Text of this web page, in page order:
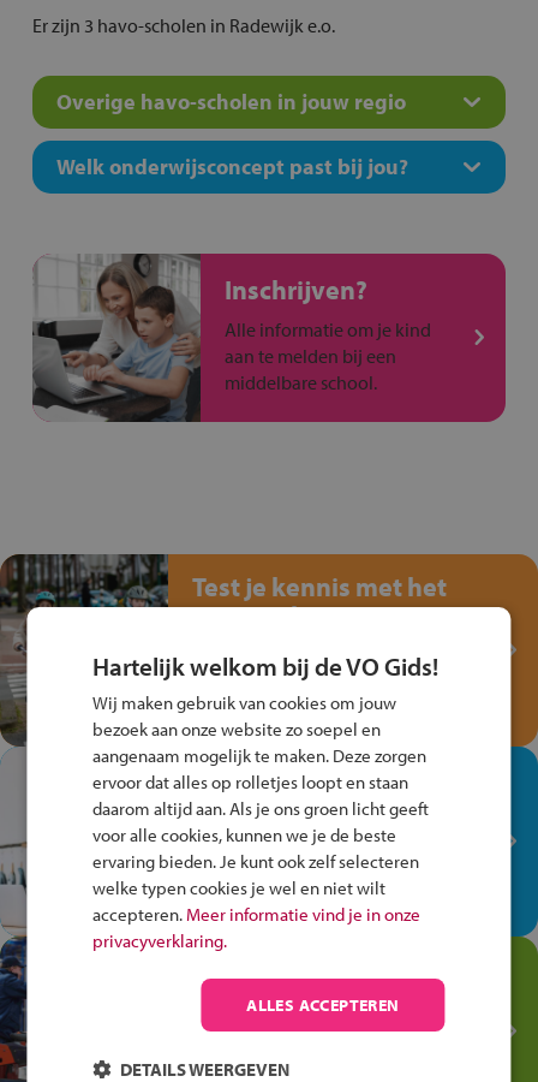
Er zijn 3 havo-scholen in Radewijk e.o.
Overige havo-scholen in jouw regio
Welk onderwijsconcept past bij jou?
Inschrijven?
Alle informatie om je kind
aan te melden bij een
middelbare school.
Test je kennis met het
Fiets Veilig
Speel het Fiets Veilig Verkeersspel
en win een Cortina-fiets!
In de winkel ben je op je
plek!
Ontdek via het vmbo jouw talent
op de winkelvloer, waar elke dag
anders is!
Transport en Logistiek
Kies voor vmbo Transport en
logistiek: daar kun je mee
Hartelijk welkom bij de VO Gids!
Wij maken gebruik van cookies om jouw
bezoek aan onze website zo soepel en
aangenaam mogelijk te maken. Deze zorgen
ervoor dat alles op rolletjes loopt en staan
daarom altijd aan. Als je ons groen licht geeft
voor alle cookies, kunnen we je de beste
ervaring bieden. Je kunt ook zelf selecteren
welke typen cookies je wel en niet wilt
accepteren. Meer informatie vind je in onze
privacyverklaring.
ALLES ACCEPTEREN
DETAILS WEERGEVEN